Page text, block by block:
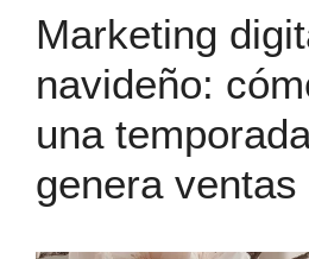
Marketing
navideño:
una
genera ventas